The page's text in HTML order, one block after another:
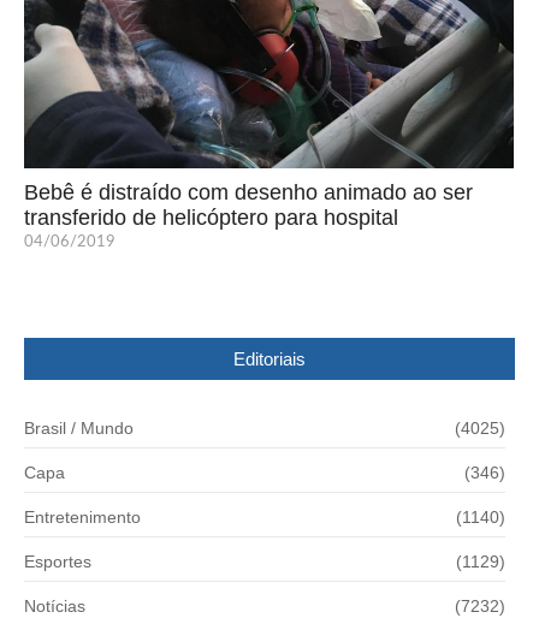
Bebê é distraído com desenho animado ao ser
transferido de helicóptero para hospital
04/06/2019
Editoriais
Brasil / Mundo (4025)
Capa (346)
Entretenimento (1140)
Esportes (1129)
Notícias (7232)